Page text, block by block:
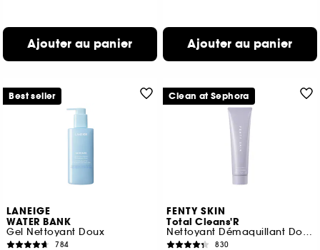
Ajouter au panier Ajouter au panier
LANEIGE
WATER BANK
Gel Nettoyant Doux
784
Best seller
FENTY SKIN
Total Cleans'R
Nettoyant Démaquillant Doux Pour Le Visage
830
Clean at Sephora